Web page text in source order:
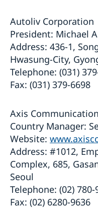
Autoliv Corporation
President: Michael
Address: 436-1,
Hwasung-City,
Telephone: (031)
Fax: (031) 379-6698
Axis
Country Manager:
Website:
Address: #1012,
Complex, 685,
Seoul
Telephone: (02) 780-
Fax: (02) 6280-9636